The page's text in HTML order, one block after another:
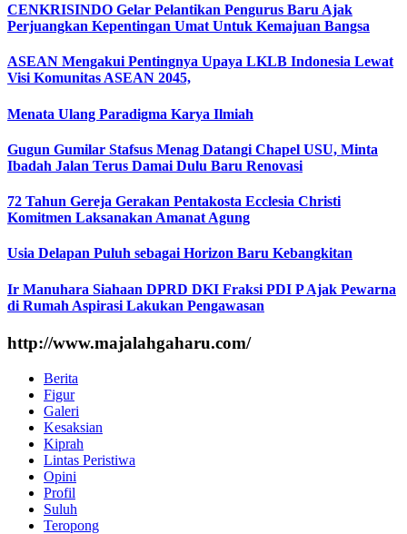
CENKRISINDO Gelar Pelantikan Pengurus Baru Ajak
Perjuangkan Kepentingan Umat Untuk Kemajuan Bangsa
ASEAN Mengakui Pentingnya Upaya LKLB Indonesia Lewat
Visi Komunitas ASEAN 2045,
Menata Ulang Paradigma Karya Ilmiah
Gugun Gumilar Stafsus Menag Datangi Chapel USU, Minta
Ibadah Jalan Terus Damai Dulu Baru Renovasi
72 Tahun Gereja Gerakan Pentakosta Ecclesia Christi
Komitmen Laksanakan Amanat Agung
Usia Delapan Puluh sebagai Horizon Baru Kebangkitan
Ir Manuhara Siahaan DPRD DKI Fraksi PDI P Ajak Pewarna
di Rumah Aspirasi Lakukan Pengawasan
http://www.majalahgaharu.com/
Berita
Figur
Galeri
Kesaksian
Kiprah
Lintas Peristiwa
Opini
Profil
Suluh
Teropong